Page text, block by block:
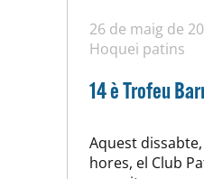
26 de maig de
Hoquei patins
14 è Trofeu
Aquest
hores, el Club